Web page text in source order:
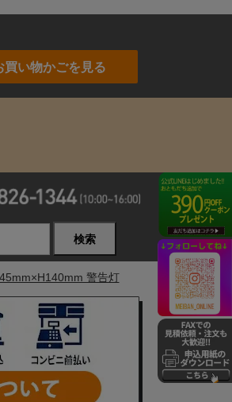
買い物かごを見る
検索
警告灯